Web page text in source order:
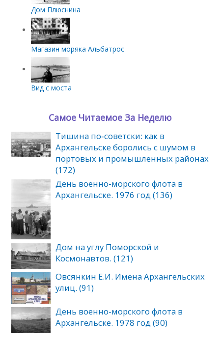
Дом Плюснина
Магазин моряка Альбатрос
Вид с моста
Самое Читаемое За Неделю
Тишина по‑советски: как в
Архангельске боролись с шумом в
портовых и промышленных районах
(172)
День военно-морского флота в
Архангельске. 1976 год (136)
Дом на углу Поморской и
Космонавтов. (121)
Овсянкин Е.И. Имена Архангельских
улиц. (91)
День военно-морского флота в
Архангельске. 1978 год (90)